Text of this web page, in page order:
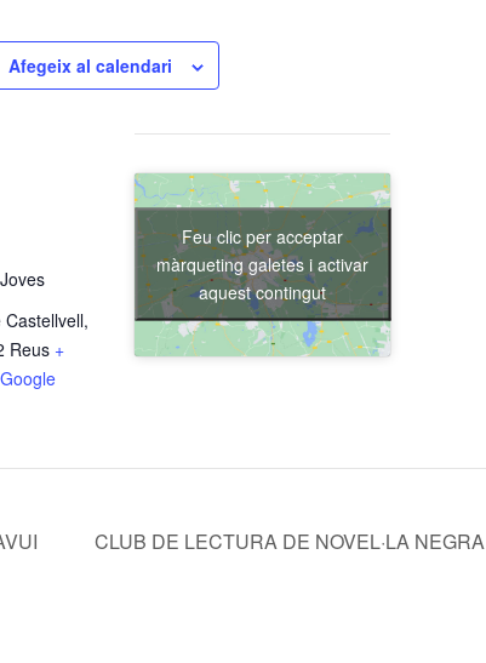
Afegeix al calendari
Reus +
Feu clic per acceptar
màrqueting galetes i activar
aquest contingut
CLUB DE LECTURA DE NOVEL·LA NEGRA